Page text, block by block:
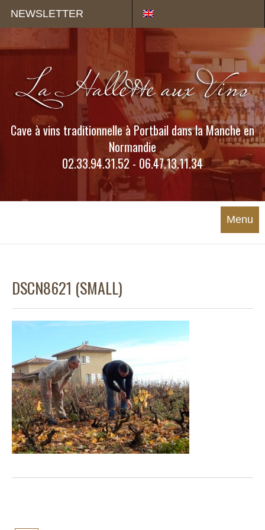
NEWSLETTER
Cave à vins traditionnelle à Portbail dans la Manche en
Normandie
02.33.94.31.52 - 06.47.13.11.34
Menu
DSCN8621 (SMALL)
Panneau de gestion des cookies